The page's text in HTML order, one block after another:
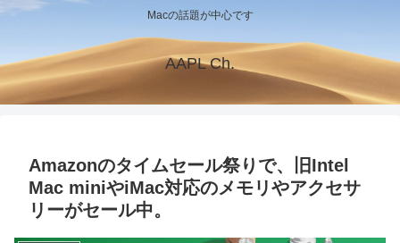
Macの話題が中心です
AAPL Ch.
Amazonのタイムセール祭りで、旧Intel
Mac miniやiMac対応のメモリやアクセサ
リーがセール中。